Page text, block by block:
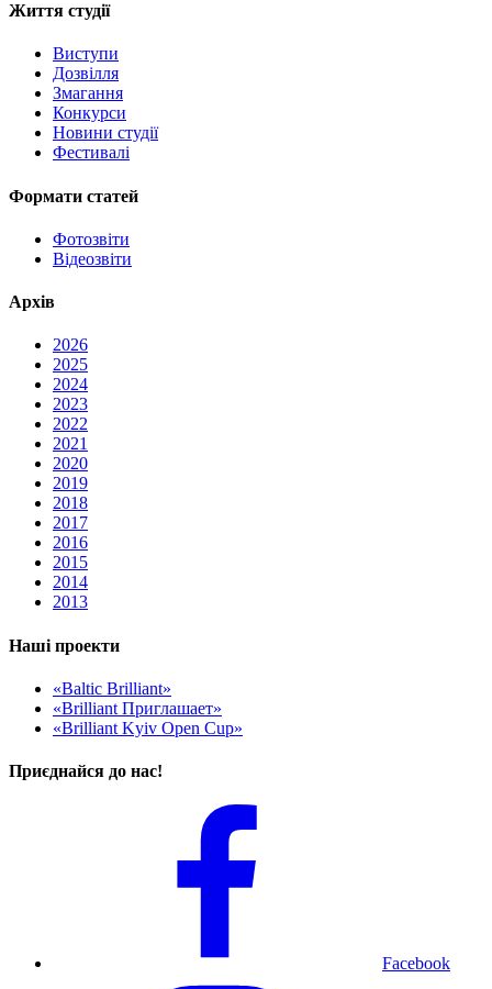
Життя студії
Виступи
Дозвілля
Змагання
Конкурси
Новини студії
Фестивалі
Формати статей
Фотозвіти
Відеозвіти
Архів
2026
2025
2024
2023
2022
2021
2020
2019
2018
2017
2016
2015
2014
2013
Наші проекти
«Baltic Brilliant»
«Brilliant Приглашает»
«Brilliant Kyiv Open Cup»
Приєднайся до нас!
Facebook